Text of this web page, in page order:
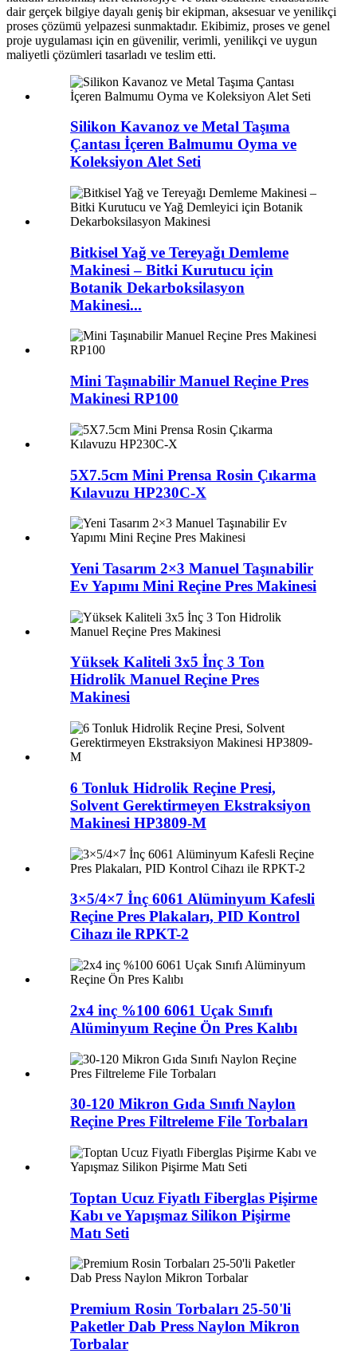
dair gerçek bilgiye dayalı geniş bir ekipman, aksesuar ve yenilikçi
proses çözümü yelpazesi sunmaktadır. Ekibimiz, proses ve genel
proje uygulaması için en güvenilir, verimli, yenilikçi ve uygun
maliyetli çözümleri tasarladı ve teslim etti.
Silikon Kavanoz ve Metal Taşıma
Çantası İçeren Balmumu Oyma ve
Koleksiyon Alet Seti
Bitkisel Yağ ve Tereyağı Demleme
Makinesi – Bitki Kurutucu için
Botanik Dekarboksilasyon
Makinesi...
Mini Taşınabilir Manuel Reçine Pres
Makinesi RP100
5X7.5cm Mini Prensa Rosin Çıkarma
Kılavuzu HP230C-X
Yeni Tasarım 2×3 Manuel Taşınabilir
Ev Yapımı Mini Reçine Pres Makinesi
Yüksek Kaliteli 3x5 İnç 3 Ton
Hidrolik Manuel Reçine Pres
Makinesi
6 Tonluk Hidrolik Reçine Presi,
Solvent Gerektirmeyen Ekstraksiyon
Makinesi HP3809-M
3×5/4×7 İnç 6061 Alüminyum Kafesli
Reçine Pres Plakaları, PID Kontrol
Cihazı ile RPKT-2
2x4 inç %100 6061 Uçak Sınıfı
Alüminyum Reçine Ön Pres Kalıbı
30-120 Mikron Gıda Sınıfı Naylon
Reçine Pres Filtreleme File Torbaları
Toptan Ucuz Fiyatlı Fiberglas Pişirme
Kabı ve Yapışmaz Silikon Pişirme
Matı Seti
Premium Rosin Torbaları 25-50'li
Paketler Dab Press Naylon Mikron
Torbalar